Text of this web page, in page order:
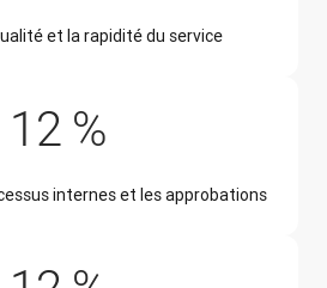
et la rapidité du service
12 %
internes et les approbations